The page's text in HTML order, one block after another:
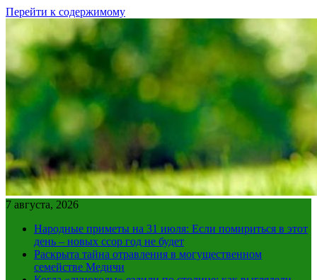
Перейти к содержимому
7 августа, 2026
Народные приметы на 31 июля: Если помириться в этот
день – новых ссор год не будет
Раскрыта тайна отравления в могущественном
семействе Медичи